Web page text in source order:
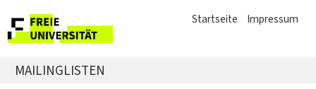
Startseite Impressum
MAILINGLISTEN